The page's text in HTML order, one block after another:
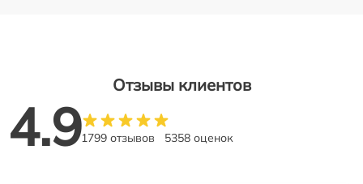
Отзывы клиентов
4.91799 отзывов 5358 оценок